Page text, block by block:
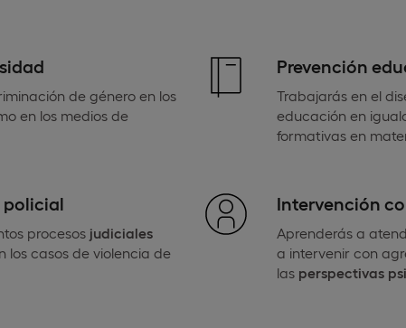
de género en los
en los medios de
Prevención
Trabajarás en el
educación en
formativas en
policial
procesos judiciales
los casos de violencia de
Intervención
Aprenderás a
a intervenir con
las perspectivas